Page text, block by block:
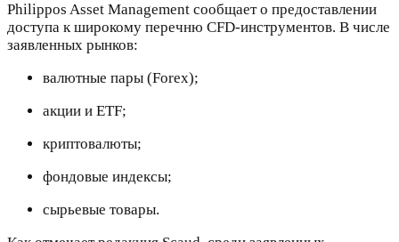
Philippos Asset Management сообщает о предоставлении
доступа к широкому перечню CFD-инструментов. В числе
заявленных рынков:
валютные пары (Forex);
акции и ETF;
криптовалюты;
фондовые индексы;
сырьевые товары.